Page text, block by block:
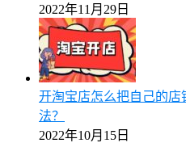
2022年11月29日
开淘宝店怎么把自己的
法？
2022年10月15日